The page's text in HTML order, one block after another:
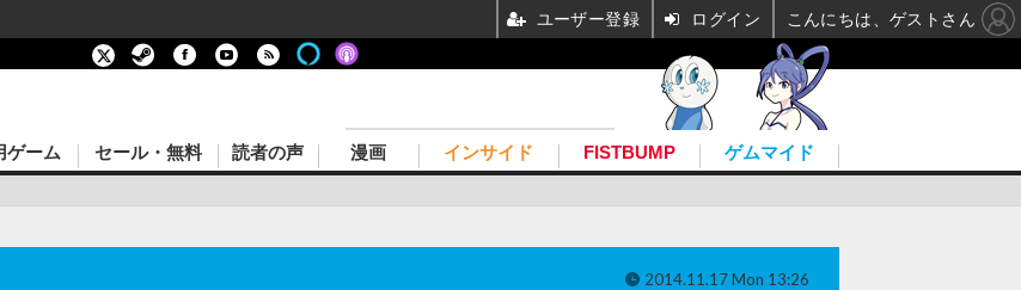
ゲーム セール・無料 読者の声 漫画 インサイド FISTBUMP ゲムマイド
2014.11.17 Mon 13:26
ユーザー登録 ログイン こんにちは、ゲストさん